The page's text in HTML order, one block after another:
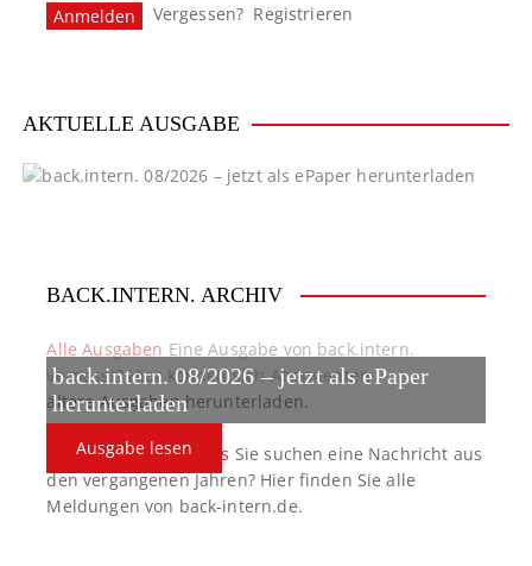
i
g
Vergessen? Registrieren
AKTUELLE AUSGABE
back.intern. 08/2026 – jetzt als ePaper
herunterladen
Ausgabe lesen
BACK.INTERN. ARCHIV
Alle Ausgaben Eine Ausgabe von back.intern.
verpasst? Hier können sich Abonnenten
ältere Ausgaben herunterladen.
back.intern. Top-News Sie suchen eine Nachricht aus
den vergangenen Jahren? Hier finden Sie alle
Meldungen von back-intern.de.